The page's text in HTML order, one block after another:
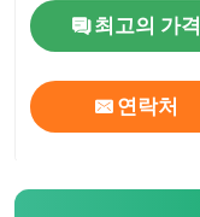
최고의 가격
연락처